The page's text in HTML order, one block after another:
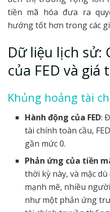
tiền mã hóa đưa ra
hướng tốt hơn trong các
Dữ liệu lịch sử:
của FED và giá
Khủng hoảng tài
Hành động của FED:
tài chính toàn cầu,
gần mức 0.
Phản ứng của tiền
thời kỳ này, và mặc
mạnh mẽ, nhiều
như một phản ứng